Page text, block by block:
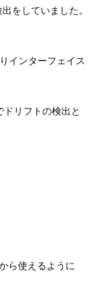
をしていました。
インターフェイス
リフトの検出と
ら使えるように